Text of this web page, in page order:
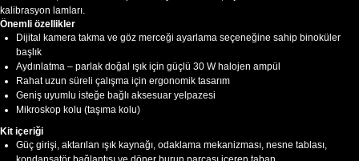
kalibrasyon lamları.
Önemli özellikler
Dijital kamera takma ve göz merceği ayarlama seçeneğine sahip binoküler
başlık
Aydınlatma – parlak doğal ışık için güçlü 30 W halojen ampül
Rahat uzun süreli çalışma için ergonomik tasarım
Geniş uyumlu isteğe bağlı aksesuar yelpazesi
Mikroskop kolu (taşıma kolu)
Kit içeriği
Güç girişi, aktarılan ışık kaynağı, odaklama mekanizması, nesne tablası,